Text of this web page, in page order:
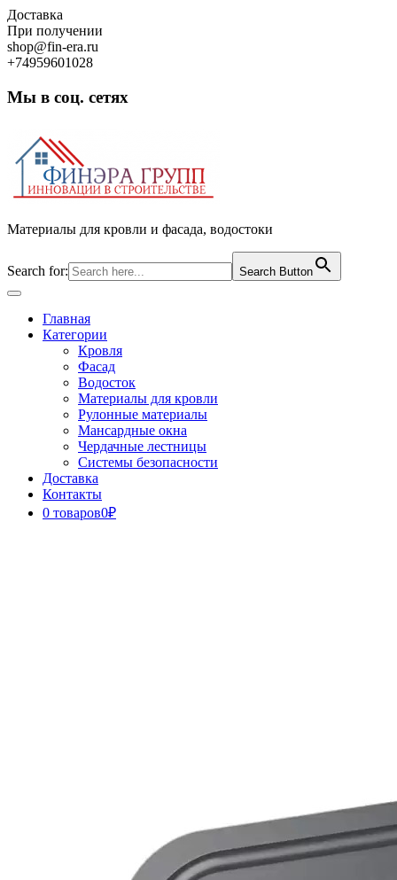
Skip
to
content
Доставка
При получении
shop@fin-era.ru
+74959601028
Мы в соц. сетях
Материалы для кровли и фасада, водостоки
Search for: Search Button
Open
ButtonГлавная
Категории
Кровля
Фасад
Водосток
Материалы для кровли
Рулонные материалы
Мансардные окна
Чердачные лестницы
Системы безопасности
Доставка
Контакты
0 товаров0₽